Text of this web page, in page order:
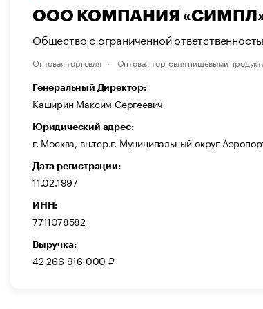
ООО КОМПАНИЯ
Общество с ограниченной
Оптовая торговля Оптовая торговля пищевыми
Генеральный Директор:
Каширин Максим Сергеевич
Юридический адрес:
г. Москва, вн.тер.г. Муниципальный округ
Дата регистрации:
11.02.1997
ИНН:
7711078582
Выручка:
42 266 916 000 ₽